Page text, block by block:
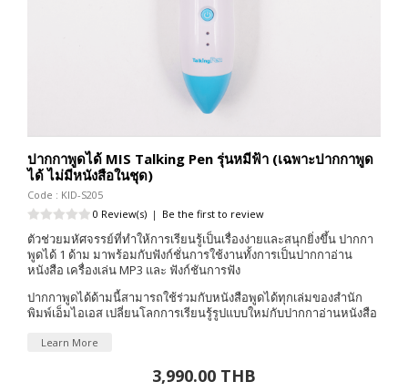
ปากกาพูดได้ MIS Talking Pen รุ่นหมีฟ้า (เฉพาะปากกาพูด
ได้ ไม่มีหนังสือในชุด)
Code : KID-S205
0 Review(s) | Be the first to review
ตัวช่วยมหัศจรรย์ที่ทำให้การเรียนรู้เป็นเรื่องง่ายและสนุกยิ่งขึ้น ปากกา
พูดได้ 1 ด้าม มาพร้อมกับฟังก์ชั่นการใช้งานทั้งการเป็นปากกาอ่าน
หนังสือ เครื่องเล่น MP3 และ ฟังก์ชันการฟัง
ปากกาพูดได้ด้ามนี้สามารถใช้ร่วมกับหนังสือพูดได้ทุกเล่มของสำนัก
พิมพ์เอ็มไอเอส เปลี่ยนโลกการเรียนรู้รูปแบบใหม่กับปากกาอ่านหนังสือ
Learn More
3,990.00 THB